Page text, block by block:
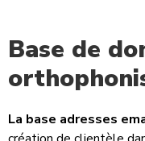
Base de
La base adresses